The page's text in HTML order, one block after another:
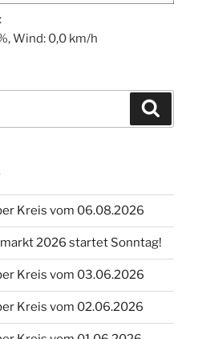
:
Wind: 0,0 km/h
Kreis vom 06.08.2026
2026 startet Sonntag!
Kreis vom 03.06.2026
Kreis vom 02.06.2026